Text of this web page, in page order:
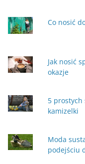
Co nosić
Jak nosić
okazje
5
kamizelki
Moda
podejściu